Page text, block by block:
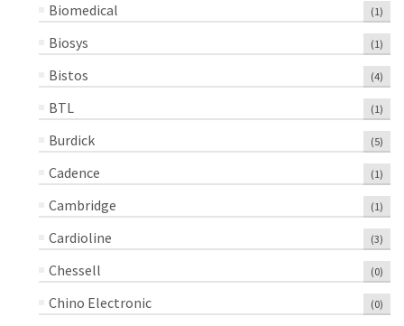
Biomedical (1)
Biosys (1)
Bistos (4)
BTL (1)
Burdick (5)
Cadence (1)
Cambridge (1)
Cardioline (3)
Chessell (0)
Chino Electronic (0)